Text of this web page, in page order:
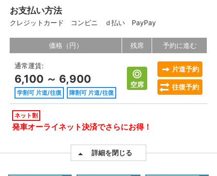
お支払い方法
クレジットカード コンビニ ｄ払い PayPay
価格（円） 残席 予約に進む
通常運賃:
6,100 ～ 6,900
学割可 片道/往復 障割可 片道/往復
空席
片道予約
往復予約
ネット割
発車オーライネット決済でさらにお得！
詳細を閉じる